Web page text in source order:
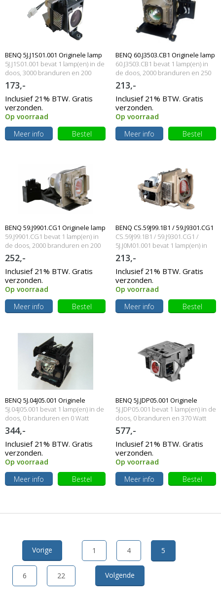
BENQ 5J.J1S01.001 Originele lamp
met behuizing
5J.J1S01.001 bevat 1 lamp(en) in de
doos, 3000 branduren en 200
Watt
173,-
Inclusief 21% BTW. Gratis
verzonden.
Op voorraad
Meer info
Bestel
BENQ 60.J3503.CB1 Originele lamp
met behuizing
60.J3503.CB1 bevat 1 lamp(en) in
de doos, 2000 branduren en 250
Watt
213,-
Inclusief 21% BTW. Gratis
verzonden.
Op voorraad
Meer info
Bestel
BENQ 59.J9901.CG1 Originele lamp
met behuizing
59.J9901.CG1 bevat 1 lamp(en) in
de doos, 2000 branduren en 200
Watt
252,-
Inclusief 21% BTW. Gratis
verzonden.
Op voorraad
Meer info
Bestel
BENQ CS.59J99.1B1 / 59.J9301.CG1
/ 5J.J0M01.001 Originele lamp met
behuizing
CS.59J99.1B1 / 59.J9301.CG1 /
5J.J0M01.001 bevat 1 lamp(en) in
de doos, 2000 branduren en 200
Watt
213,-
Inclusief 21% BTW. Gratis
verzonden.
Op voorraad
Meer info
Bestel
BENQ 5J.04J05.001 Originele
lampmodule
5J.04J05.001 bevat 1 lamp(en) in de
doos, 0 branduren en 0 Watt
344,-
Inclusief 21% BTW. Gratis
verzonden.
Op voorraad
Meer info
Bestel
BENQ 5J.JDP05.001 Originele
lampmodule
5J.JDP05.001 bevat 1 lamp(en) in de
doos, 0 branduren en 370 Watt
577,-
Inclusief 21% BTW. Gratis
verzonden.
Op voorraad
Meer info
Bestel
Vorige 1 4 5
6 22 Volgende